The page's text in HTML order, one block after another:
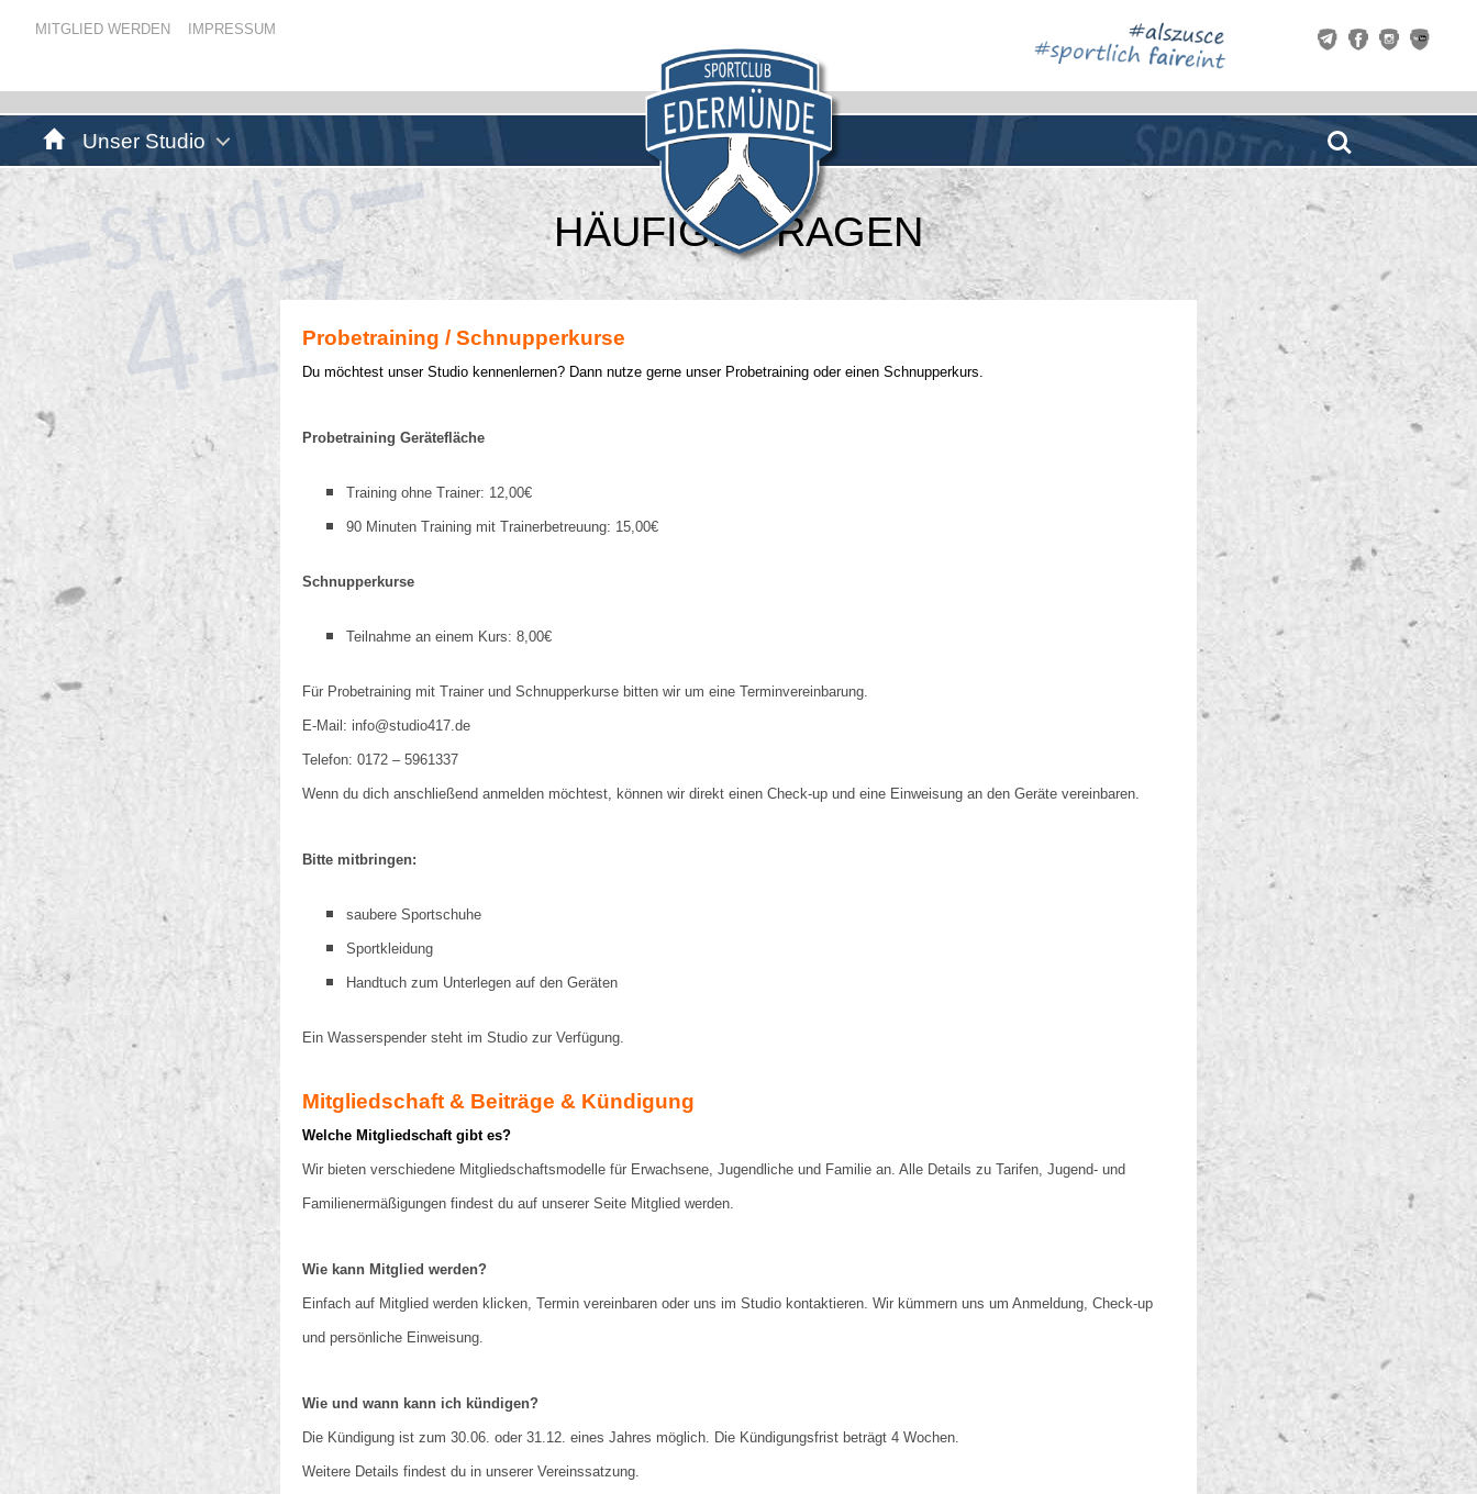
MITGLIED WERDEN IMPRESSUM
Unser Studio Search
HÄUFIGE FRAGEN
Probetraining / Schnupperkurse
Du möchtest unser Studio kennenlernen? Dann nutze gerne unser Probetraining oder einen Schnupperkurs.
Probetraining Gerätefläche
Training ohne Trainer: 12,00€
90 Minuten Training mit Trainerbetreuung: 15,00€
Schnupperkurse
Teilnahme an einem Kurs: 8,00€
Für Probetraining mit Trainer und Schnupperkurse bitten wir um eine Terminvereinbarung.
E-Mail: info@studio417.de
Telefon: 0172 – 5961337
Wenn du dich anschließend anmelden möchtest, können wir direkt einen Check-up und eine Einweisung an den Geräte vereinbaren.
Bitte mitbringen:
saubere Sportschuhe
Sportkleidung
Handtuch zum Unterlegen auf den Geräten
Ein Wasserspender steht im Studio zur Verfügung.
Mitgliedschaft & Beiträge & Kündigung
Welche Mitgliedschaft gibt es?
Wir bieten verschiedene Mitgliedschaftsmodelle für Erwachsene, Jugendliche und Familie an. Alle Details zu Tarifen, Jugend- und
Familienermäßigungen findest du auf unserer Seite Mitglied werden.
Wie kann Mitglied werden?
Einfach auf Mitglied werden klicken, Termin vereinbaren oder uns im Studio kontaktieren. Wir kümmern uns um Anmeldung, Check-up
und persönliche Einweisung.
Wie und wann kann ich kündigen?
Die Kündigung ist zum 30.06. oder 31.12. eines Jahres möglich. Die Kündigungsfrist beträgt 4 Wochen.
Weitere Details findest du in unserer Vereinssatzung.